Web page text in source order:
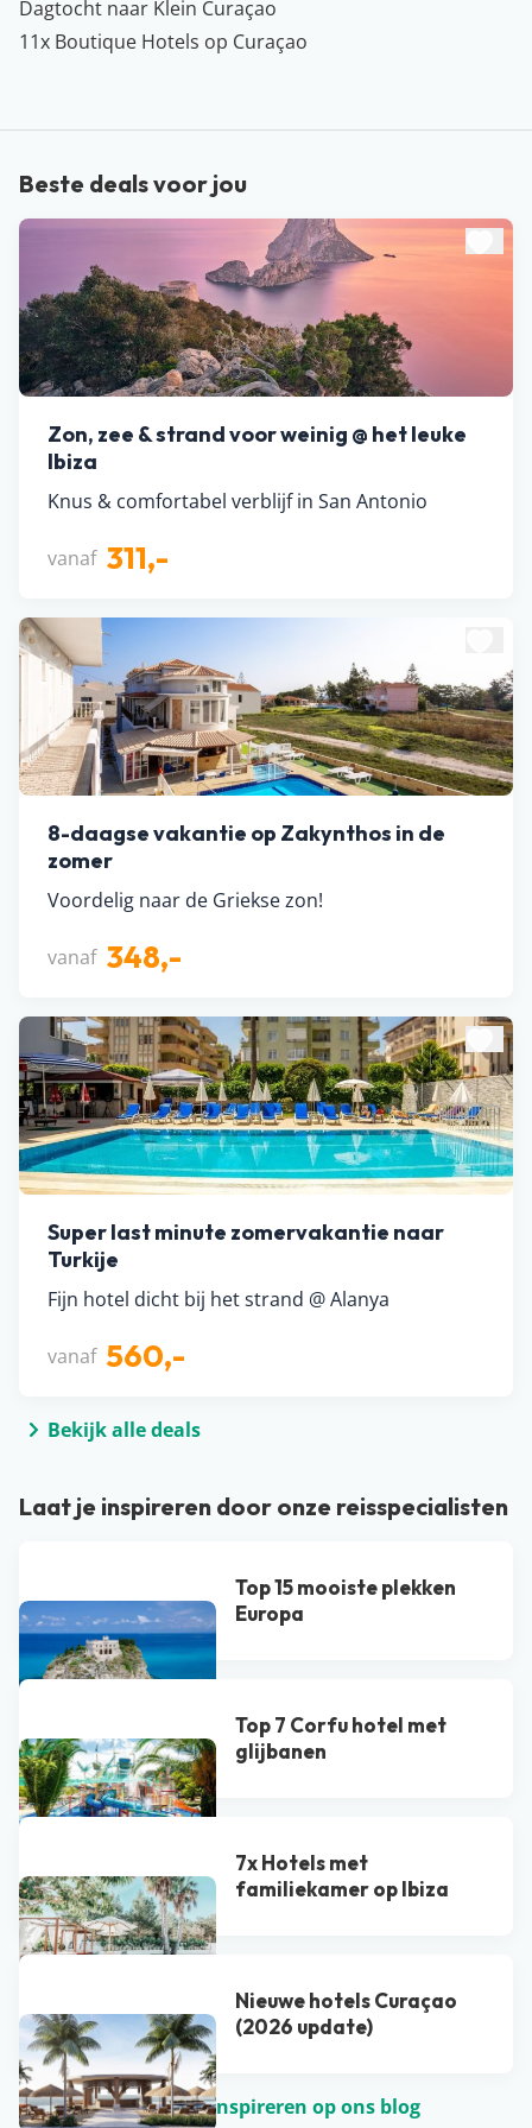
Dagtocht naar Klein Curaçao
11x Boutique Hotels op Curaçao
Beste deals voor jou
Zon, zee & strand voor weinig @ het leuke
Ibiza
Knus & comfortabel verblijf in San Antonio
vanaf 311,-
8-daagse vakantie op Zakynthos in de
zomer
Voordelig naar de Griekse zon!
vanaf 348,-
Super last minute zomervakantie naar
Turkije
Fijn hotel dicht bij het strand @ Alanya
vanaf 560,-
Bekijk alle deals
Laat je inspireren door onze reisspecialisten
Top 15 mooiste plekken
Europa
Top 7 Corfu hotel met
glijbanen
7x Hotels met
familiekamer op Ibiza
Nieuwe hotels Curaçao
(2026 update)
Laat je nog meer inspireren op ons blog